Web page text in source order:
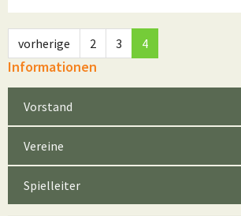
vorherige 2 3 4
Informationen
Vorstand
Vereine
Spielleiter